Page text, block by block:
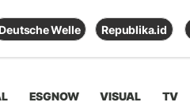
Deutsche Welle Republika.id
ESGNOW VISUAL TV